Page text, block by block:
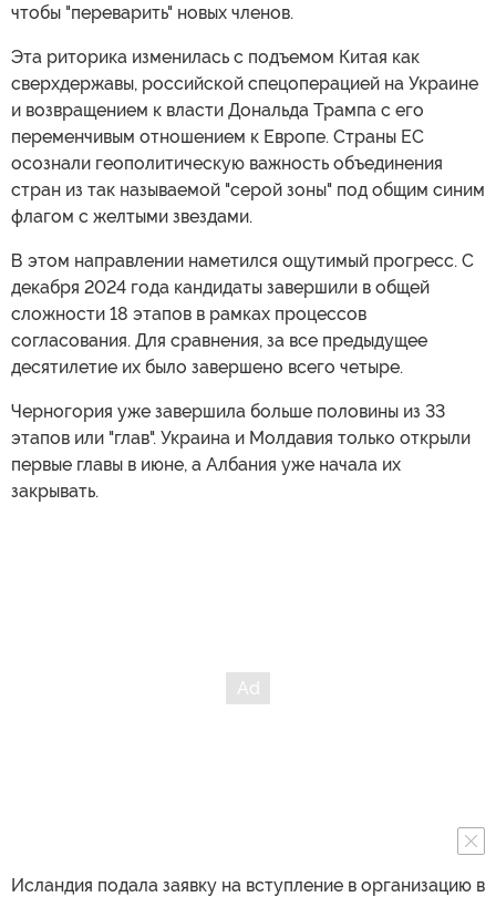
чтобы "переварить" новых членов.
Эта риторика изменилась с подъемом Китая как
сверхдержавы, российской спецоперацией на Украине
и возвращением к власти Дональда Трампа с его
переменчивым отношением к Европе. Страны ЕС
осознали геополитическую важность объединения
стран из так называемой "серой зоны" под общим синим
флагом с желтыми звездами.
В этом направлении наметился ощутимый прогресс. С
декабря 2024 года кандидаты завершили в общей
сложности 18 этапов в рамках процессов
согласования. Для сравнения, за все предыдущее
десятилетие их было завершено всего четыре.
Черногория уже завершила больше половины из 33
этапов или "глав". Украина и Молдавия только открыли
первые главы в июне, а Албания уже начала их
закрывать.
Исландия подала заявку на вступление в организацию в